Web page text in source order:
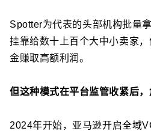
Spotter为代表的头部机构批量
挂靠给数十上百个大中小卖家
金赚取高额利润。
但这种模式在平台监管收紧后，
2024年开始，亚马逊开启全域